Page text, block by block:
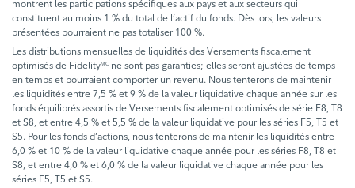
montrent les participations spécifiques aux pays et aux secteurs qui
constituent au moins 1 % du total de l’actif du fonds. Dès lors, les valeurs
présentées pourraient ne pas totaliser 100 %.
Les distributions mensuelles de liquidités des Versements fiscalement
optimisés de FidelityMC ne sont pas garanties; elles seront ajustées de temps
en temps et pourraient comporter un revenu. Nous tenterons de maintenir
les liquidités entre 7,5 % et 9 % de la valeur liquidative chaque année sur les
fonds équilibrés assortis de Versements fiscalement optimisés de série F8, T8
et S8, et entre 4,5 % et 5,5 % de la valeur liquidative pour les séries F5, T5 et
S5. Pour les fonds d’actions, nous tenterons de maintenir les liquidités entre
6,0 % et 10 % de la valeur liquidative chaque année pour les séries F8, T8 et
S8, et entre 4,0 % et 6,0 % de la valeur liquidative chaque année pour les
séries F5, T5 et S5.